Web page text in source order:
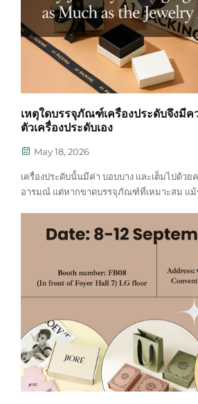
เหตุใดบรรจุภัณฑ์เครื่องประดับจึงมี
ตัวเครื่องประดับเอง
May 18, 2026
เครื่องประดับนั้นมีค่า บอบบาง และเต็มไปด้วย
อารมณ์ แต่หากขาดบรรจุภัณฑ์ที่เหมาะสม แม้
1. การป้องกัน Com...